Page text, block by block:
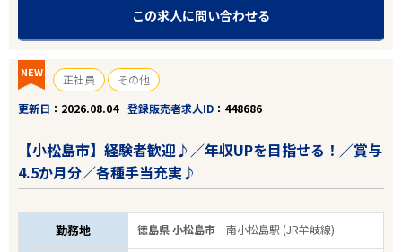
この求人に問い合わせる
NEW 正社員
その他
更新日
2026.08.04 登録販売者求人ID 448686
【小松島市】経験者歓迎♪／年収UPを目指せる！／賞与
4.5か月分／各種手当充実♪
勤務地 徳島県 小松島市南小松島駅 (JR牟岐線)